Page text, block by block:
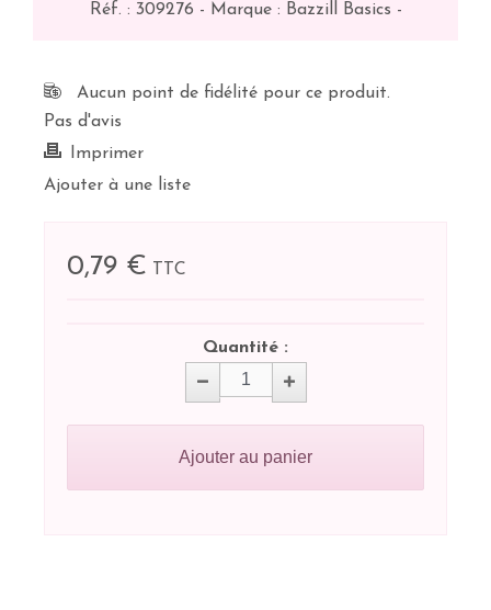
Réf. : 309276 - Marque : Bazzill Basics -
Aucun point de fidélité pour ce produit.
Pas d'avis
Imprimer
Ajouter à une liste
0,79 € TTC
Quantité :
Ajouter au panier